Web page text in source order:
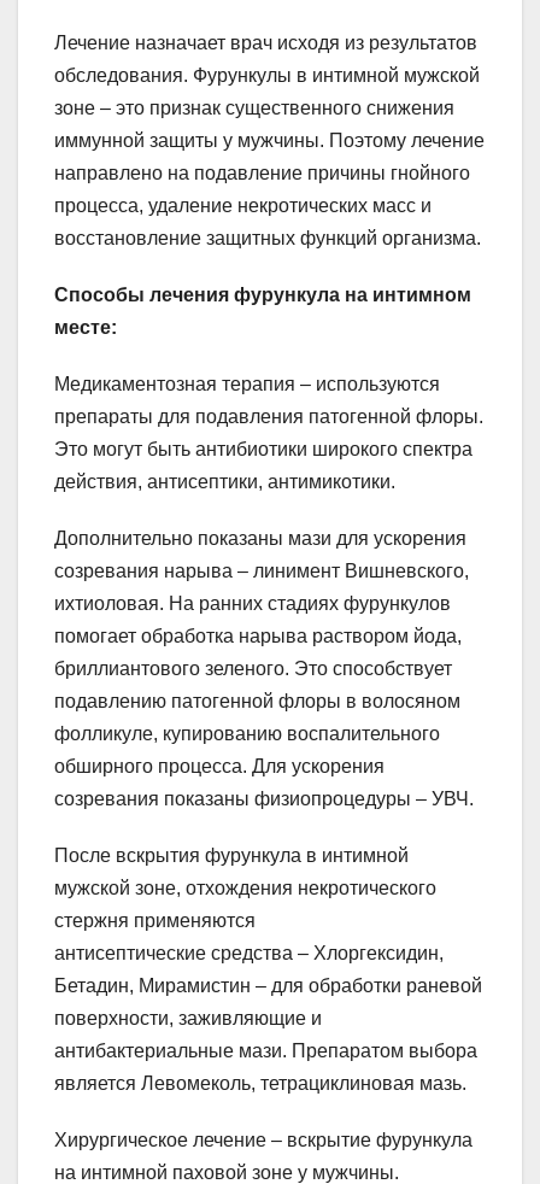
Лечение назначает врач исходя из результатов
обследования. Фурункулы в интимной мужской
зоне – это признак существенного снижения
иммунной защиты у мужчины. Поэтому лечение
направлено на подавление причины гнойного
процесса, удаление некротических масс и
восстановление защитных функций организма.
Способы лечения фурункула на интимном
месте:
Медикаментозная терапия – используются
препараты для подавления патогенной флоры.
Это могут быть антибиотики широкого спектра
действия, антисептики, антимикотики.
Дополнительно показаны мази для ускорения
созревания нарыва – линимент Вишневского,
ихтиоловая. На ранних стадиях фурункулов
помогает обработка нарыва раствором йода,
бриллиантового зеленого. Это способствует
подавлению патогенной флоры в волосяном
фолликуле, купированию воспалительного
обширного процесса. Для ускорения
созревания показаны физиопроцедуры – УВЧ.
После вскрытия фурункула в интимной
мужской зоне, отхождения некротического
стержня применяются
антисептические средства – Хлоргексидин,
Бетадин, Мирамистин – для обработки раневой
поверхности, заживляющие и
антибактериальные мази. Препаратом выбора
является Левомеколь, тетрациклиновая мазь.
Хирургическое лечение – вскрытие фурункула
на интимной паховой зоне у мужчины.